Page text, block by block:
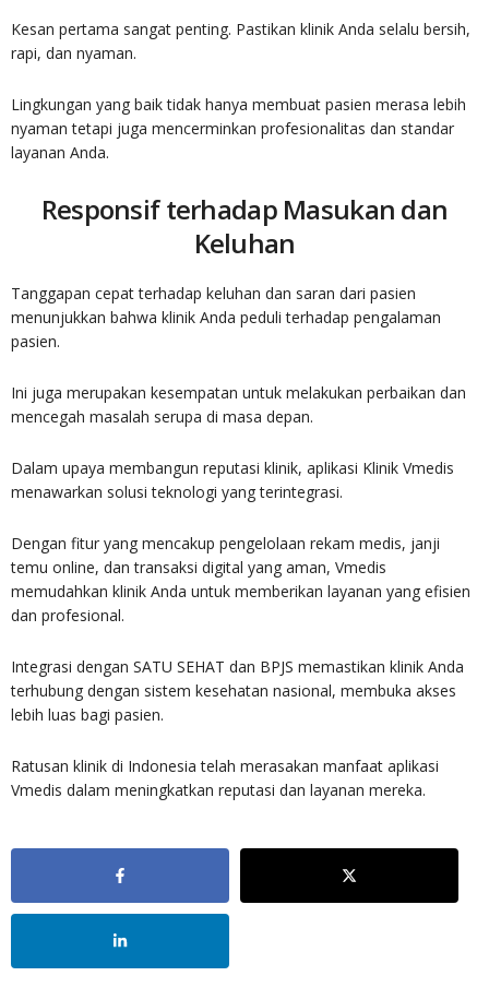
Kesan pertama sangat penting. Pastikan klinik Anda selalu bersih,
rapi, dan nyaman.
Lingkungan yang baik tidak hanya membuat pasien merasa lebih
nyaman tetapi juga mencerminkan profesionalitas dan standar
layanan Anda.
Responsif terhadap Masukan dan
Keluhan
Tanggapan cepat terhadap keluhan dan saran dari pasien
menunjukkan bahwa klinik Anda peduli terhadap pengalaman
pasien.
Ini juga merupakan kesempatan untuk melakukan perbaikan dan
mencegah masalah serupa di masa depan.
Dalam upaya membangun reputasi klinik, aplikasi Klinik Vmedis
menawarkan solusi teknologi yang terintegrasi.
Dengan fitur yang mencakup pengelolaan rekam medis, janji
temu online, dan transaksi digital yang aman, Vmedis
memudahkan klinik Anda untuk memberikan layanan yang efisien
dan profesional.
Integrasi dengan SATU SEHAT dan BPJS memastikan klinik Anda
terhubung dengan sistem kesehatan nasional, membuka akses
lebih luas bagi pasien.
Ratusan klinik di Indonesia telah merasakan manfaat aplikasi
Vmedis dalam meningkatkan reputasi dan layanan mereka.